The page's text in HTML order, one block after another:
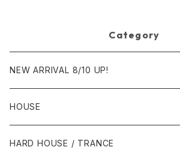
Category
NEW ARRIVAL 8/10 UP!
HOUSE
1980年代
HARD HOUSE / TRANCE